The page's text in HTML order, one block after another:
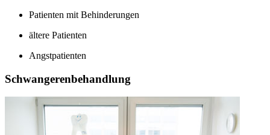
Patienten mit Behinderungen
ältere Patienten
Angstpatienten
Schwangerenbehandlung